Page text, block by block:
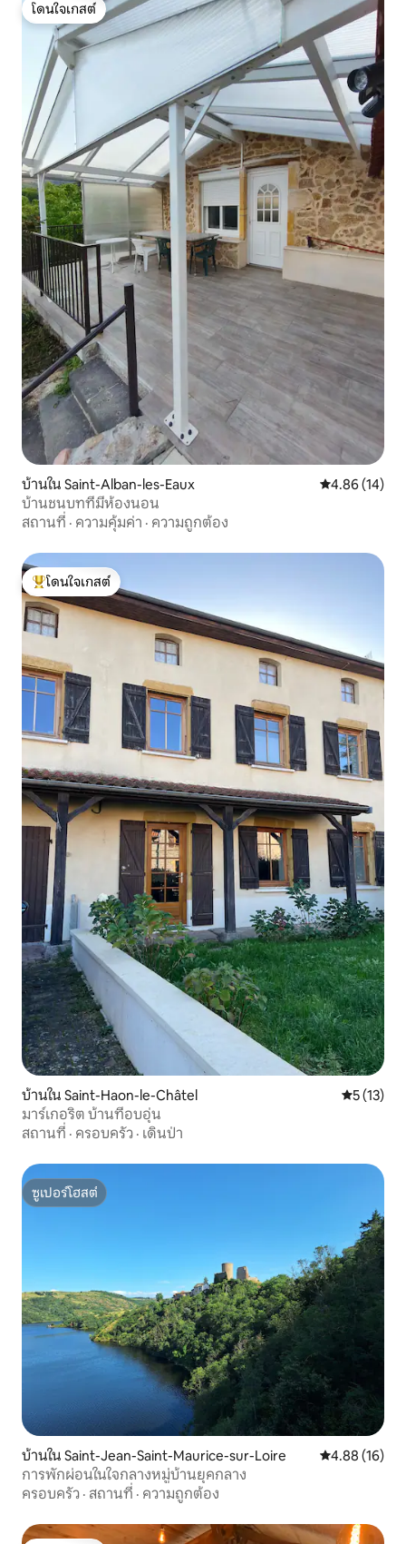
โดนใจเกสต์
โดนใจเกสต์
บ้านใน Saint-Alban-les-Eaux คะแนนเฉลี่ย
4.86 (14)
บ้านชนบทที่มีห้องนอน
สถานที่ · ความคุ้มค่า · ความถูกต้อง
โดนใจเกสต์ที่สุด
โดนใจเกสต์
บ้านใน Saint-Haon-le-Châtel คะแนนเฉลี่
5 (13)
มาร์เกอริต บ้านที่อบอุ่น
สถานที่ · ครอบครัว · เดินป่า
ซูเปอร์โฮสต์
ซูเปอร์โฮสต์
บ้านใน Saint-Jean-Saint-Maurice-sur-Loire คะแนนเฉลี่ย
4.88 (16)
การพักผ่อนในใจกลางหมู่บ้านยุคกลาง
ครอบครัว · สถานที่ · ความถูกต้อง